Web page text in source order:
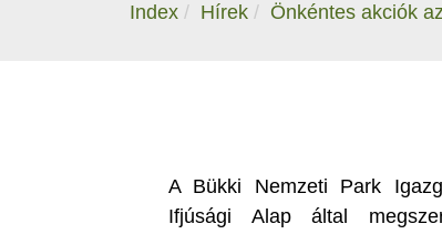
Index Hírek Önkéntes akciók
A Bükki Nemzeti Park
Ifjúsági Alap által